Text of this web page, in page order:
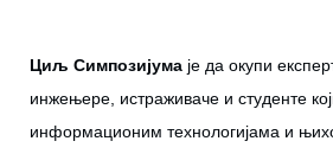
Циљ Симпозијума је да окупи
инжењере, истраживаче и студенте
информационим технологијама и